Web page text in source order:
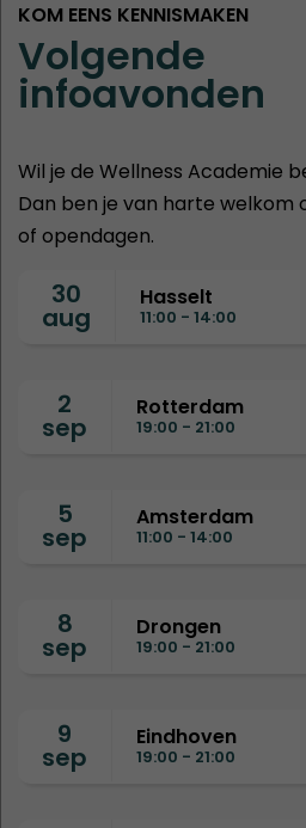
KOM EENS KENNISMAKEN
Volgende
infoavonden
Wil je de Wellness Academie
Dan ben je van harte welkom
of opendagen.
30
aug
Hasselt
11:00 - 14:00
2
sep
Rotterdam
19:00 - 21:00
5
sep
Amsterdam
11:00 - 14:00
8
sep
Drongen
19:00 - 21:00
9
sep
Eindhoven
19:00 - 21:00